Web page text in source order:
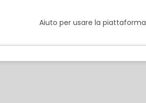
Aiuto per usare la piattaforma